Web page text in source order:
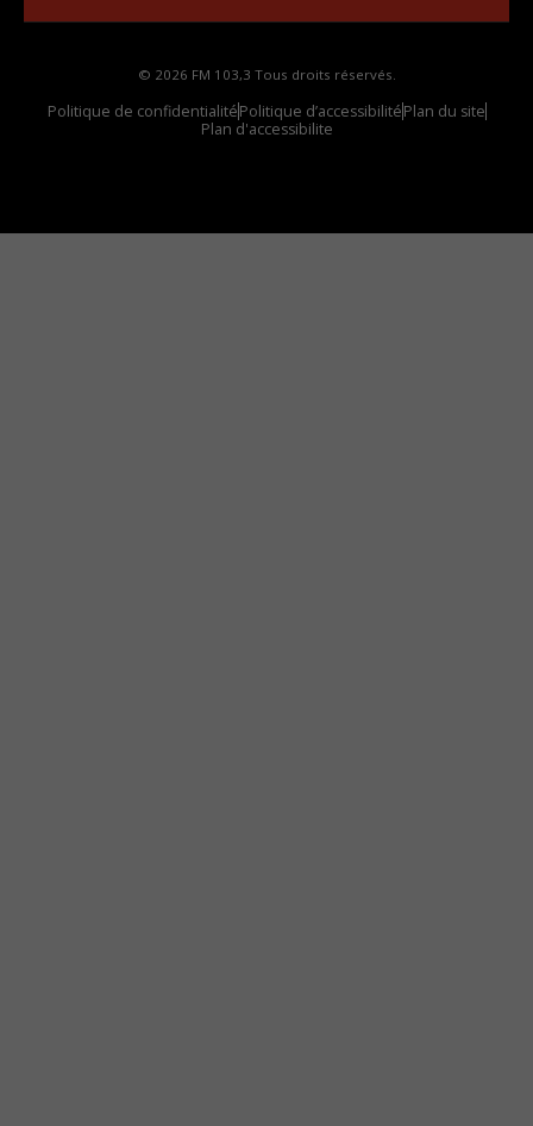
© 2026 FM 103,3 Tous droits réservés.
Politique de confidentialitéPolitique d’accessibilitéPlan du site
Plan d'accessibilite